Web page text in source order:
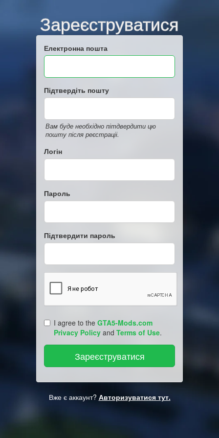
Зареєструватися
Електронна пошта
Підтвердіть пошту
Вам буде необхідно пітдвердити цю
пошту після реєстраціі.
Логін
Пароль
Підтвердити пароль
I agree to the GTA5-Mods.com
Privacy Policy and Terms of Use.
Вже є аккаунт? Авторизуватися тут.